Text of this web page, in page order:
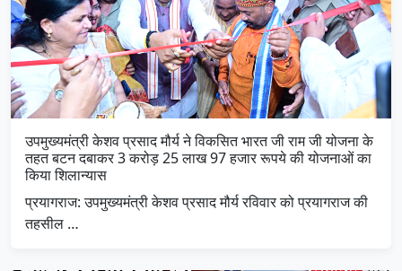
उपमुख्यमंत्री केशव प्रसाद मौर्य ने विकसित भारत जी राम जी योजना के
तहत बटन दबाकर 3 करोड़ 25 लाख 97 हजार रूपये की योजनाओं का
किया शिलान्यास
प्रयागराज: उपमुख्यमंत्री केशव प्रसाद मौर्य रविवार को प्रयागराज की
तहसील …